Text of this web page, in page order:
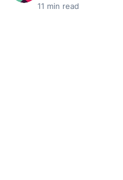
11 min read